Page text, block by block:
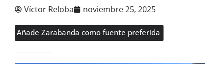
Víctor Reloba noviembre 25, 2025
Añade Zarabanda como fuente preferida